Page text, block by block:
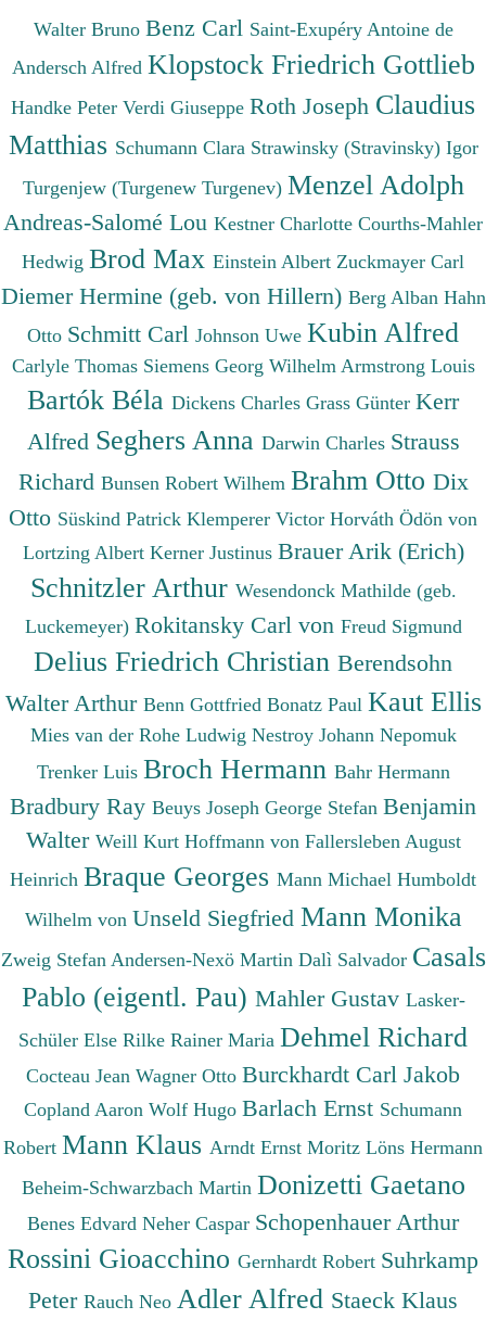
Walter Bruno Benz Carl Saint-Exupéry Antoine de
Andersch Alfred Klopstock Friedrich Gottlieb
Handke Peter Verdi Giuseppe Roth Joseph Claudius
Matthias Schumann Clara Strawinsky (Stravinsky) Igor
Turgenjew (Turgenew Turgenev) Menzel Adolph
Andreas-Salomé Lou Kestner Charlotte Courths-Mahler
Hedwig Brod Max Einstein Albert Zuckmayer Carl
Diemer Hermine (geb. von Hillern) Berg Alban Hahn
Otto Schmitt Carl Johnson Uwe Kubin Alfred
Carlyle Thomas Siemens Georg Wilhelm Armstrong Louis
Bartók Béla Dickens Charles Grass Günter Kerr
Alfred Seghers Anna Darwin Charles Strauss
Richard Bunsen Robert Wilhem Brahm Otto Dix
Otto Süskind Patrick Klemperer Victor Horváth Ödön von
Lortzing Albert Kerner Justinus Brauer Arik (Erich)
Schnitzler Arthur Wesendonck Mathilde (geb.
Luckemeyer) Rokitansky Carl von Freud Sigmund
Delius Friedrich Christian Berendsohn
Walter Arthur Benn Gottfried Bonatz Paul Kaut Ellis
Mies van der Rohe Ludwig Nestroy Johann Nepomuk
Trenker Luis Broch Hermann Bahr Hermann
Bradbury Ray Beuys Joseph George Stefan Benjamin
Walter Weill Kurt Hoffmann von Fallersleben August
Heinrich Braque Georges Mann Michael Humboldt
Wilhelm von Unseld Siegfried Mann Monika
Zweig Stefan Andersen-Nexö Martin Dalì Salvador Casals
Pablo (eigentl. Pau) Mahler Gustav Lasker-
Schüler Else Rilke Rainer Maria Dehmel Richard
Cocteau Jean Wagner Otto Burckhardt Carl Jakob
Copland Aaron Wolf Hugo Barlach Ernst Schumann
Robert Mann Klaus Arndt Ernst Moritz Löns Hermann
Beheim-Schwarzbach Martin Donizetti Gaetano
Benes Edvard Neher Caspar Schopenhauer Arthur
Rossini Gioacchino Gernhardt Robert Suhrkamp
Peter Rauch Neo Adler Alfred Staeck Klaus